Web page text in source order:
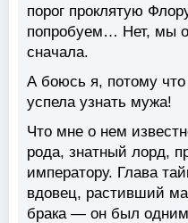
порог проклятую
попробуем… Нет, мы
сначала.
А боюсь я, потому
успела узнать мужа!
Что мне о нем
рода, знатный лорд,
императору. Глава
вдовец, растивший
брака — он был